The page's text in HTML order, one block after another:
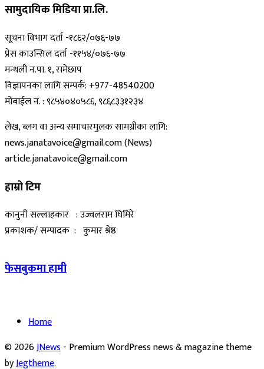
सामुदायिक मिडिया प्रा.लि.
सूचना विभाग दर्ता -१८६२/०७६-७७
प्रेस काउन्सिल दर्ता -११५४/०७६-७७
मन्थली न.पा. १, रामेछाप
विज्ञापनका लागि सम्पर्क: +977-48540200
मोबाईल नं. : ९८५४०४०५८६, ९८६८३३१२३४
लेख, ब्लग वा अन्य समाचारमुलक सामग्रीका लागि:
news.janatavoice@gmail.com (News)
article.janatavoice@gmail.com
हाम्रो टिम
कानुनी सल्लाहकार : उज्वलराम घिमिरे
प्रकाशक/ सम्पादक : कुमार श्रेष्ठ
फेसबुकमा हामी
Home
© 2026JNews- Premium WordPress news & magazine theme
byJegtheme.